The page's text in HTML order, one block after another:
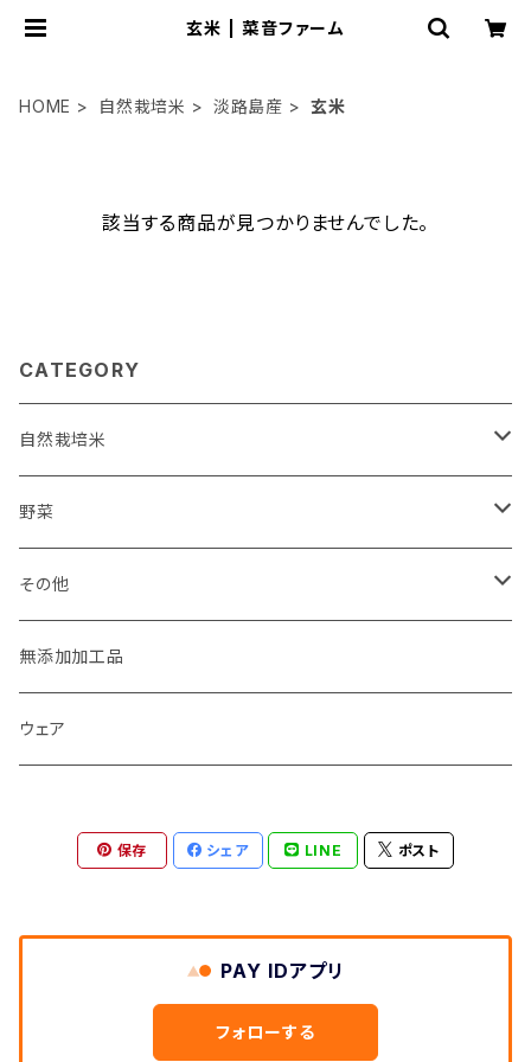
玄米 | 菜音ファーム
HOME 自然栽培米 淡路島産 玄米
該当する商品が見つかりませんでした。
CATEGORY
自然栽培米
淡路島産
玄米
白米
九州産
玄米
白米
野菜
宅配野菜セット
玉ねぎ
その他
海産物
米粉
無添加加工品
ウェア
保存 シェア LINE ポスト
PAY IDアプリ
フォローする